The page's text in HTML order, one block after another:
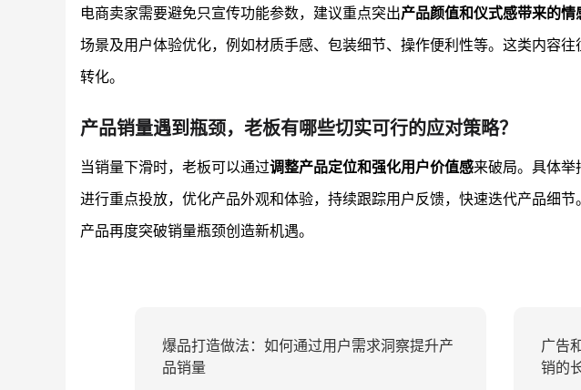
电商卖家需要避免只宣传功能参数，建议重点突出产品颜值和仪式感带来的情
场景及用户体验优化，例如材质手感、包装细节、操作便利性等。这类内容往
转化。
产品销量遇到瓶颈，老板有哪些切实可行的应对策略？
当销量下滑时，老板可以通过调整产品定位和强化用户价值感来破局。具体
进行重点投放，优化产品外观和体验，持续跟踪用户反馈，快速迭代产品细节。
产品再度突破销量瓶颈创造新机遇。
爆品打造做法：如何通过用户需求洞察提升产
品销量
广告
销的